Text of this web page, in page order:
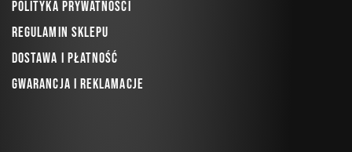
Polityka prywatności
Regulamin sklepu
Dostawa i płatność
Gwarancja i reklamacje